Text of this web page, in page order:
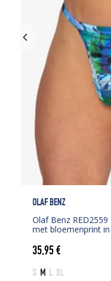
OLAF BENZ
Olaf Benz
met bloemenprint
35,95€
S M L XL